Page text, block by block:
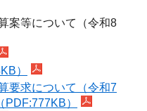
案等について（令和8
）
要求について（令和7
）